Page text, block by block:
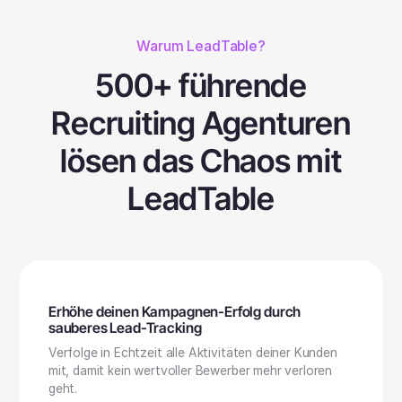
Warum LeadTable?
500+ führende
Recruiting Agenturen
lösen das Chaos mit
LeadTable
Erhöhe deinen Kampagnen-Erfolg durch
sauberes Lead-Tracking
Verfolge in Echtzeit alle Aktivitäten deiner Kunden
mit, damit kein wertvoller Bewerber mehr verloren
geht.